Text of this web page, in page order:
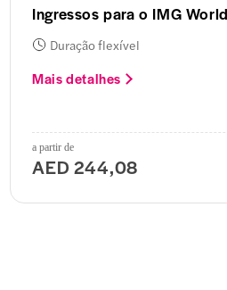
Ingressos para o IMG
Duração flexível
Mais detalhes
a partir de
AED 244,08